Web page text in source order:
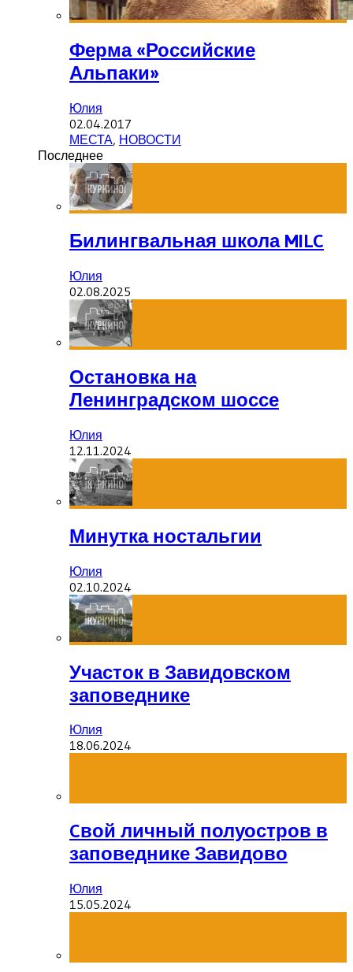
Ферма «Российские
Альпаки»
Юлия
02.04.2017
МЕСТА, НОВОСТИ
Последнее
Билингвальная школа MILC
Юлия
02.08.2025
Остановка на
Ленинградском шоссе
Юлия
12.11.2024
Минутка ностальгии
Юлия
02.10.2024
Участок в Завидовском
заповеднике
Юлия
18.06.2024
Cвой личный полуостров в
заповеднике Завидово
Юлия
15.05.2024